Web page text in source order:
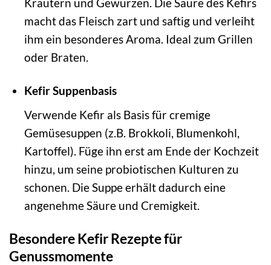
Kräutern und Gewürzen. Die Säure des Kefirs
macht das Fleisch zart und saftig und verleiht
ihm ein besonderes Aroma. Ideal zum Grillen
oder Braten.
Kefir Suppenbasis
Verwende Kefir als Basis für cremige
Gemüsesuppen (z.B. Brokkoli, Blumenkohl,
Kartoffel). Füge ihn erst am Ende der Kochzeit
hinzu, um seine probiotischen Kulturen zu
schonen. Die Suppe erhält dadurch eine
angenehme Säure und Cremigkeit.
Besondere Kefir Rezepte für
Genussmomente